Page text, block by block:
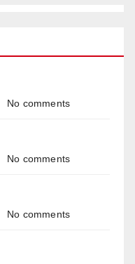
No comments
No comments
No comments